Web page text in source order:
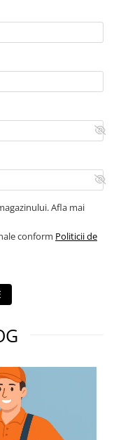
Afla mai
conform Politicii de